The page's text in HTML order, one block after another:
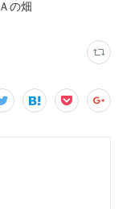
の畑